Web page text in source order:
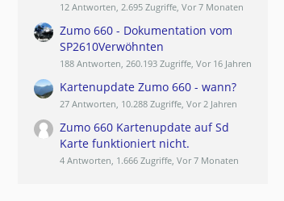
12 Antworten, 2.695 Zugriffe, Vor 7 Monaten
Zumo 660 - Dokumentation vom
SP2610Verwöhnten
188 Antworten, 260.193 Zugriffe, Vor 16 Jahren
Kartenupdate Zumo 660 - wann?
27 Antworten, 10.288 Zugriffe, Vor 2 Jahren
Zumo 660 Kartenupdate auf Sd
Karte funktioniert nicht.
4 Antworten, 1.666 Zugriffe, Vor 7 Monaten